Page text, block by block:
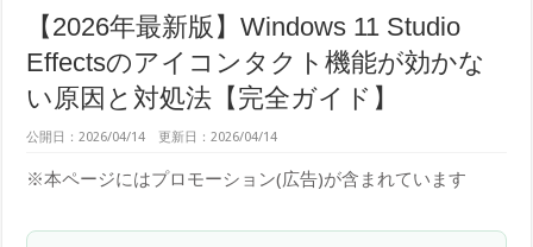
【2026年最新版】Windows 11 Studio
Effectsのアイコンタクト機能が効かな
い原因と対処法【完全ガイド】
公開日：2026/04/14 更新日：2026/04/14
※本ページにはプロモーション(広告)が含まれています